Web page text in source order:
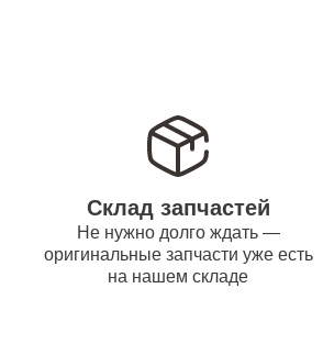
Склад запчастей
Не нужно долго ждать —
оригинальные запчасти уже есть
на нашем складе